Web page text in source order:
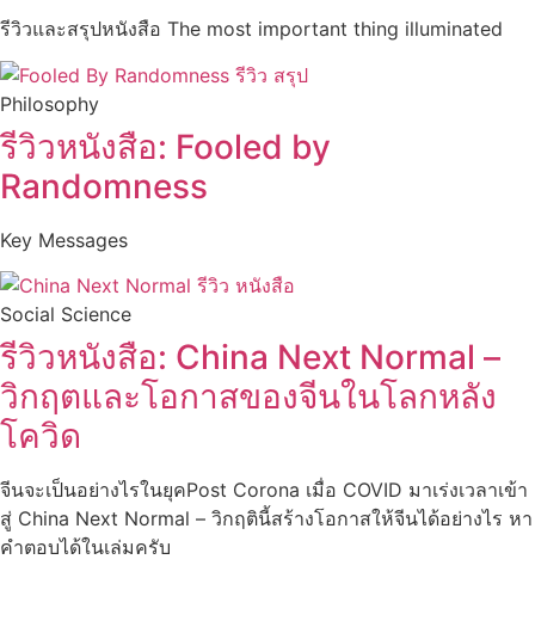
รีวิวและสรุปหนังสือ The most important thing illuminated
Philosophy
รีวิวหนังสือ: Fooled by
Randomness
Key Messages
Social Science
รีวิวหนังสือ: China Next Normal –
วิกฤตและโอกาสของจีนในโลกหลัง
โควิด
จีนจะเป็นอย่างไรในยุคPost Corona เมื่อ COVID มาเร่งเวลาเข้า
สู่ China Next Normal – วิกฤตินี้สร้างโอกาสให้จีนได้อย่างไร หา
คำตอบได้ในเล่มครับ